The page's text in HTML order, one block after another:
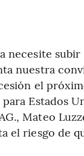
necesite subir
nuestra
el
Estados
Mateo
el riesgo de